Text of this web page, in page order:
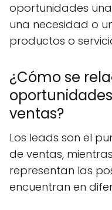
oportunidades
una necesidad o
productos o
¿Cómo se
ventas?
Los leads son el
de ventas,
representan las
encuentran en